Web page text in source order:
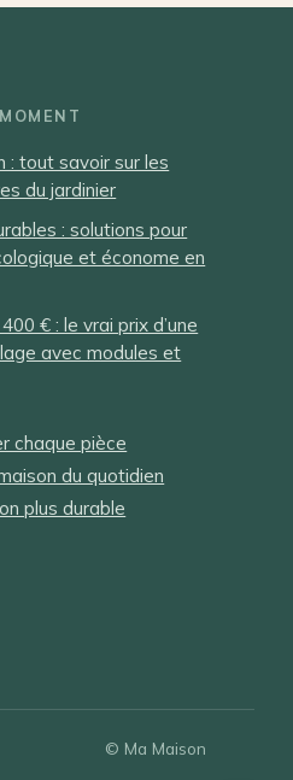
: tout savoir sur les
du jardinier
: solutions pour
et économe en
€ : le vrai prix d’une
avec modules et
chaque pièce
du quotidien
plus durable
© Ma Maison